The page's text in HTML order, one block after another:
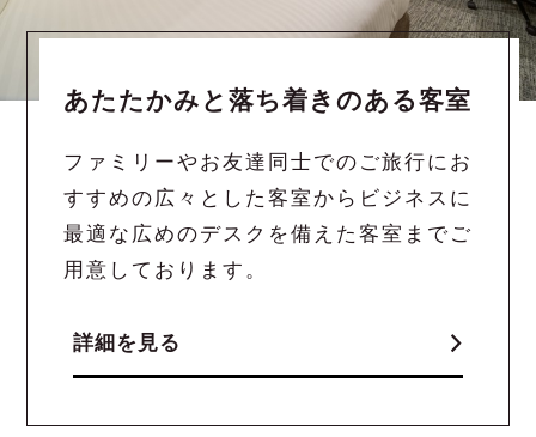
あたたかみと落ち着きのある客室
ファミリーやお友達同士でのご旅行にお
すすめの広々とした客室からビジネスに
最適な広めのデスクを備えた客室までご
用意しております。
詳細を見る